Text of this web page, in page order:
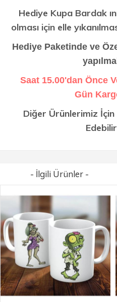
Hediye Kupa Bardak
olması için elle
Hediye Paketinde ve
Saat 15.00'dan Önce
Gün
Diğer Ürünlerimiz İçin
- İlgili Ürünler -